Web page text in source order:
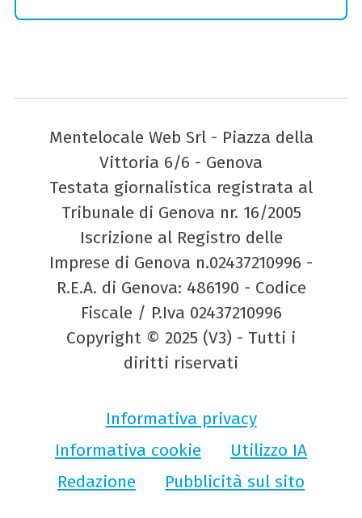
Mentelocale Web Srl - Piazza della
Vittoria 6/6 - Genova
Testata giornalistica registrata al
Tribunale di Genova nr. 16/2005
Iscrizione al Registro delle
Imprese di Genova n.02437210996 -
R.E.A. di Genova: 486190 - Codice
Fiscale / P.Iva 02437210996
Copyright © 2025 (V3) - Tutti i
diritti riservati
Informativa privacy
Informativa cookie
Utilizzo IA
Redazione
Pubblicità sul sito